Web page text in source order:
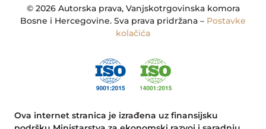
© 2026 Autorska prava, Vanjskotrgovinska komora
Bosne i Hercegovine. Sva prava pridržana – Postavke
kolačića
Ova internet stranica je izrađena uz finansijsku